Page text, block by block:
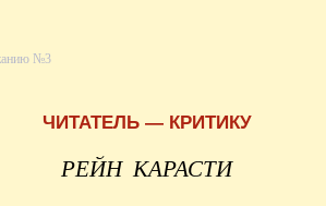
№3
ЧИТАТЕЛЬ — КРИТИКУ
РЕЙН КАРАСТИ